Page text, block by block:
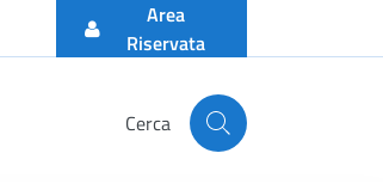
Area
Riservata
Cerca